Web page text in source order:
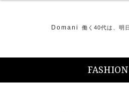
Domani 働く40代は、明
FASHION